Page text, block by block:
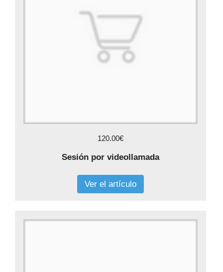
120.00€
Sesión por videollamada
Ver el artículo